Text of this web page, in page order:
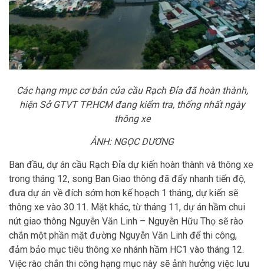
Các hạng mục cơ bản của cầu Rạch Đỉa đã hoàn thành,
hiện Sở GTVT TP.HCM đang kiểm tra, thống nhất ngày
thông xe
ẢNH: NGỌC DƯƠNG
Ban đầu, dự án cầu Rạch Đỉa dự kiến hoàn thành và thông xe
trong tháng 12, song Ban Giao thông đã đẩy nhanh tiến độ,
đưa dự án về đích sớm hơn kế hoạch 1 tháng, dự kiến sẽ
thông xe vào 30.11. Mặt khác, từ tháng 11, dự án hầm chui
nút giao thông Nguyễn Văn Linh – Nguyễn Hữu Thọ sẽ rào
chắn một phần mặt đường Nguyễn Văn Linh để thi công,
đảm bảo mục tiêu thông xe nhánh hầm HC1 vào tháng 12.
Việc rào chắn thi công hạng mục này sẽ ảnh hưởng việc lưu